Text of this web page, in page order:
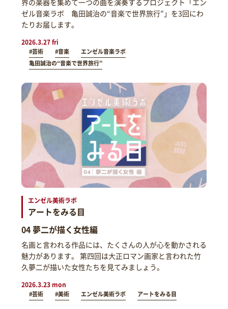
界の楽器を集めて一つの曲を演奏するプロジェクト「エン
ゼル音楽ラボ 亀田誠治の“音楽で世界旅行”」を3回にわ
たりお届します。
2026.3.27 fri
#芸術 #音楽
エンゼル音楽ラボ
亀田誠治の“音楽で世界旅行”
エンゼル美術ラボ
アートをみる目
04 夢二が描く女性編
名画と言われる作品には、たくさんの人が心を動かされる
魅力があります。 第四回は大正ロマン画家と言われた竹
久夢二が描いた女性たちを見てみましょう。
2026.3.23 mon
#芸術 #美術 エンゼル美術ラボ アートをみる目